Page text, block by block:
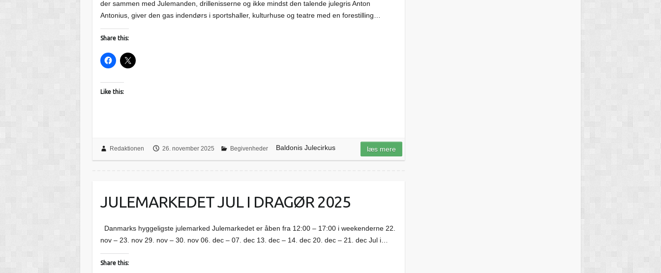
der sammen med Julemanden, drillenisserne og ikke mindst den talende julegris Anton
Antonius, giver den gas indendørs i sportshaller, kulturhuse og teatre med en forestilling…
Share this:
Like this:
Redaktionen 26. november 2025 Begivenheder Baldonis Julecirkus læs mere
JULEMARKEDET JUL I DRAGØR 2025
Danmarks hyggeligste julemarked Julemarkedet er åben fra 12:00 – 17:00 i weekenderne 22.
nov – 23. nov 29. nov – 30. nov 06. dec – 07. dec 13. dec – 14. dec 20. dec – 21. dec Jul i…
Share this: